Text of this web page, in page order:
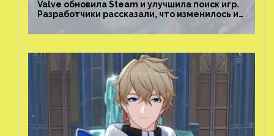
Valve обновила Steam и улучшила поиск игр.
Разработчики рассказали, что изменилось и